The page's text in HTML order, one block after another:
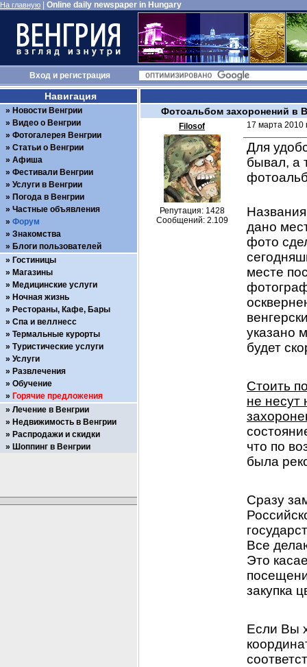
На главную Online daily newspaper in Hungary
Входи регистрация
Фотоальбом захоронений в
Filosof
Репутация: 1428
Сообщений: 2.109
17 марта 2010
Для
бывал, а
дано
фото
месте
указано
будет
Стоить
не несут
что по
была
Сразу
Все
Это
закупка
Если Вы
Навигация
Новости Венгрии
Видео о Венгрии
Фотогалерея Венгрии
Статьи о Венгрии
Афиша
Фестивали Венгрии
Услуги в Венгрии
Погода в Венгрии
Частные объявления
Форум
Знакомства
Блоги пользователей
Гостиницы
Магазины
Медицинские услуги
Ночная жизнь
Рестораны, Кафе, Бары
Спа и веллнесс
Термальные курорты
Туристические услуги
Услуги
Развлечения
Обучение
Горячие предложения
Лечение в Венгрии
Недвижимость в Венгрии
Распродажи и скидки
Шоппинг в Венгрии